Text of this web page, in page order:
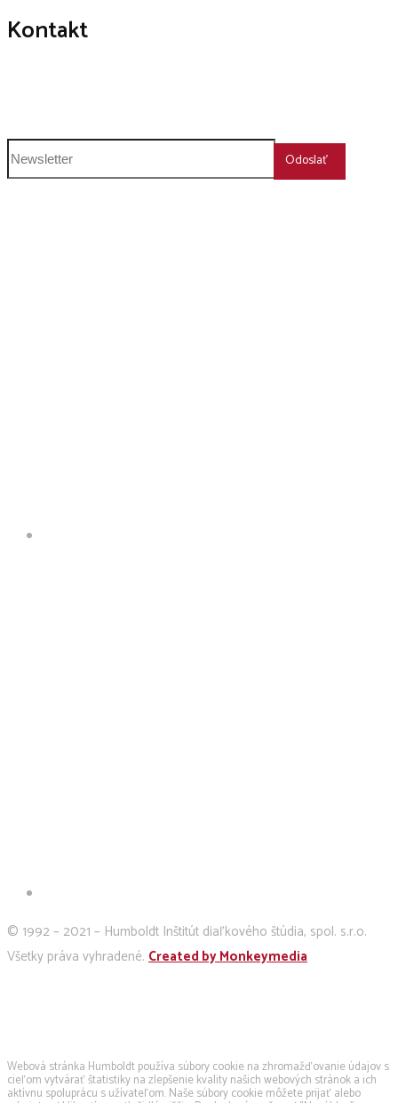
Kontakt
Odoslať
© 1992 – 2021 – Humboldt Inštitút diaľkového štúdia, spol. s.r.o.
Všetky práva vyhradené. Created by Monkeymedia
Webová stránka Humboldt používa súbory cookie na zhromažďovanie údajov s
cieľom vytvárať štatistiky na zlepšenie kvality našich webových stránok a ich
aktívnu spoluprácu s užívateľom. Naše súbory cookie môžete prijať alebo